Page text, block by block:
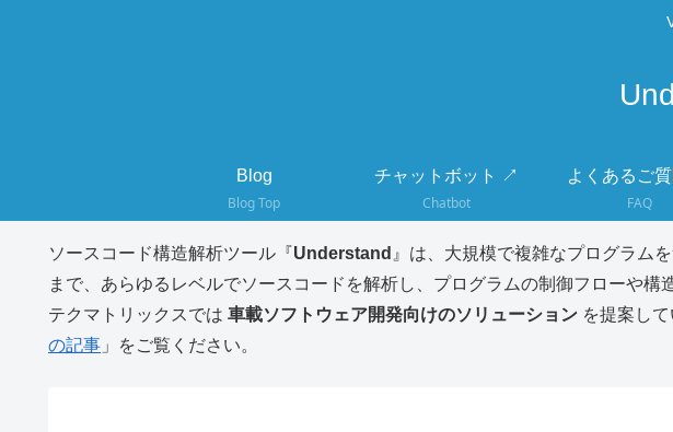
Blog
Blog Top
チャットボット ↗
Chatbot
よくあるご
FAQ
ソースコード構造解析ツール『Understand 』は、大規模で複雑なプログラム
まで、あらゆるレベルでソースコードを解析し、プログラムの制御フローや
テクマトリックスでは 車載ソフトウェア開発向けのソリューション を提案し
の記事 」をご覧ください。